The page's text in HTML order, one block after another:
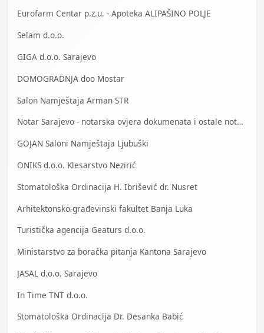
Eurofarm Centar p.z.u. - Apoteka ALIPAŠINO POLJE
Selam d.o.o.
GIGA d.o.o. Sarajevo
DOMOGRADNJA doo Mostar
Salon Namještaja Arman STR
Notar Sarajevo - notarska ovjera dokumenata i ostale notarske usluge
GOJAN Saloni Namještaja Ljubuški
ONIKS d.o.o. Klesarstvo Nezirić
Stomatološka Ordinacija H. Ibrišević dr. Nusret
Arhitektonsko-građevinski fakultet Banja Luka
Turistička agencija Geaturs d.o.o.
Ministarstvo za boračka pitanja Kantona Sarajevo
JASAL d.o.o. Sarajevo
In Time TNT d.o.o.
Stomatološka Ordinacija Dr. Desanka Babić